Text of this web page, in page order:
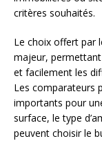
critères souhaités.
Le choix offert par
majeur,
et facilement les
Les comparateurs
importants pour
surface, le type
peuvent choisir le